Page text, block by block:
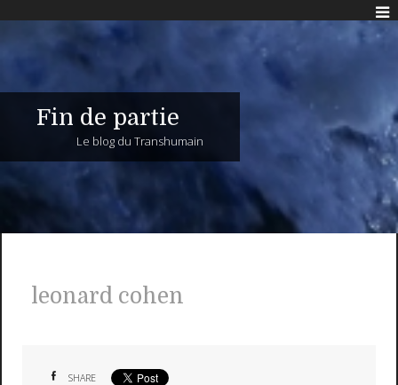
Fin de partie
Le blog du Transhumain
leonard cohen
SHARE